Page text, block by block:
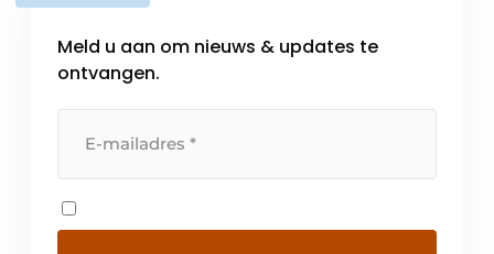
Meld u aan om nieuws & updates te
ontvangen.